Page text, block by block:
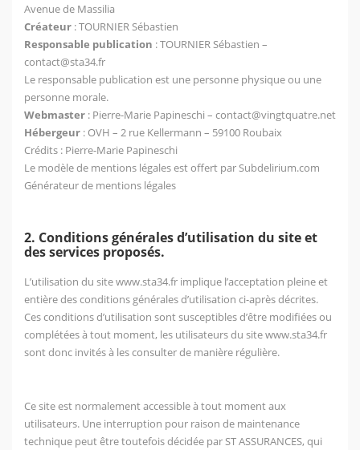
Avenue de Massilia
Créateur :TOURNIER Sébastien
Responsable publication : TOURNIER Sébastien –
contact@sta34.fr
Le responsable publication est une personne physique ou une
personne morale.
Webmaster : Pierre-Marie Papineschi – contact@vingtquatre.net
Hébergeur : OVH – 2 rue Kellermann – 59100 Roubaix
Crédits : Pierre-Marie Papineschi
Le modèle de mentions légales est offert par Subdelirium.com
Générateur de mentions légales
2. Conditions générales d’utilisation du site et
des services proposés.
L’utilisation du sitewww.sta34.fr implique l’acceptation pleine et
entière des conditions générales d’utilisation ci-après décrites.
Ces conditions d’utilisation sont susceptibles d’être modifiées ou
complétées à tout moment, les utilisateurs du sitewww.sta34.fr
sont donc invités à les consulter de manière régulière.
Ce site est normalement accessible à tout moment aux
utilisateurs. Une interruption pour raison de maintenance
technique peut être toutefois décidée par ST ASSURANCES, qui